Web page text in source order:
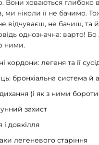
Вони ховаються глибоко
ми ніколи її не бачимо.
відчуваєш, не бачиш, та й
однозначна: варто! Бо
ними.
кордони: легеня та її
бронхіальна система й
(і як з ними
захист
довкілля
легеневого старіння